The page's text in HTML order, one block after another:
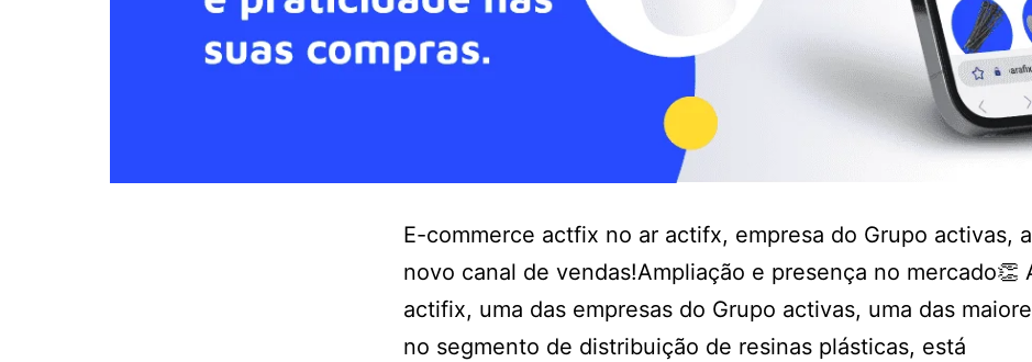
E-commerce actfix no ar actifx, empresa do Grupo activas,
novo canal de vendas!Ampliação e presença no mercado👏
actifix, uma das empresas do Grupo activas, uma das
no segmento de distribuição de resinas plásticas, está